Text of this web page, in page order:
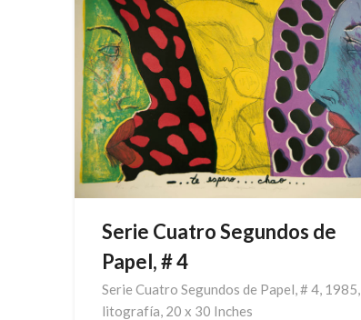
Serie Cuatro Segundos de
Papel, # 4
Serie Cuatro Segundos de Papel, # 4, 1985,
litografía, 20 x 30 Inches